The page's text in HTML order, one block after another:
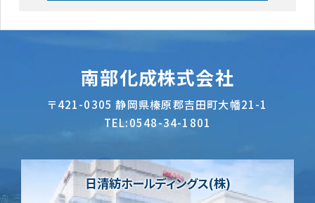
日清紡ホールディングス(株)
南部化成株式会社
〒421-0305 静岡県榛原郡吉田町大幡21-1
TEL:0548-34-1801